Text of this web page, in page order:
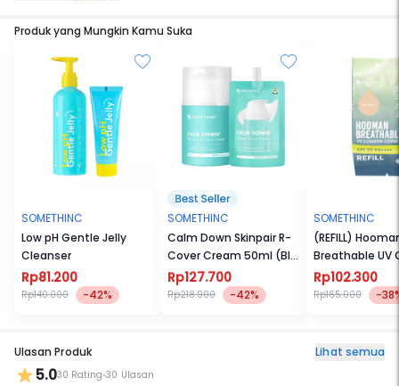
Produk yang Mungkin Kamu Suka
SOMETHINC
Low pH Gentle Jelly
Cleanser
Rp81.200
Rp140.000 -42%
SOMETHINC
Calm Down Skinpair R-
Cover Cream 50ml (BIG
SIZE)
Rp127.700
Rp218.900 -42%
SOMETHINC
(REFILL)
Breathable UV
Cover SPF35
Rp102.300
Rp165.000 -
Ulasan Produk Lihat semua
5.030 Rating 30 Ulasan